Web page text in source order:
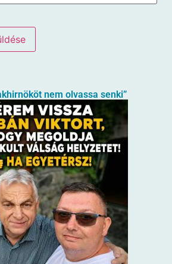
nem olvassa senki”